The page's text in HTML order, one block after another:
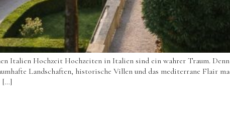
Italien Hochzeit Hochzeiten in Italien sind ein wahrer Traum.
Landschaften, historische Villen und das mediterrane Flair
[…]